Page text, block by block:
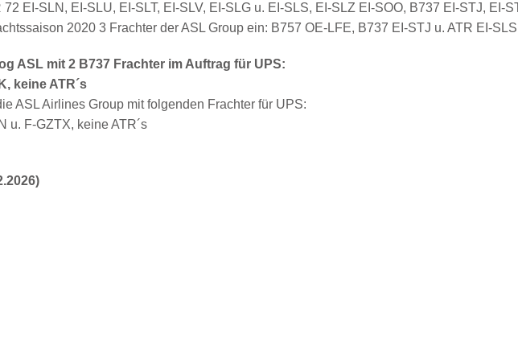
EI-SLN, EI-SLU, EI-SLT, EI-SLV, EI-SLG u. EI-SLS, EI-SLZ EI-SOO, B737 EI-STJ, EI-
2020 3 Frachter der ASL Group ein: B757 OE-LFE, B737 EI-STJ u. ATR EI-SLS
ASL mit 2 B737 Frachter im Auftrag für UPS:
keine ATR´s
ASL Airlines Group mit folgenden Frachter für UPS:
u. F-GZTX, keine ATR´s